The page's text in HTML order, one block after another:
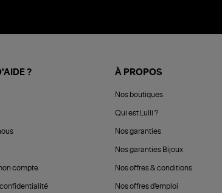
?
compte
confidentialité
À PROPOS
Nos boutiques
Qui est Lulli ?
Nos garanties
Nos garanties Bijoux
Nos offres & conditions
Nos offres d'emploi